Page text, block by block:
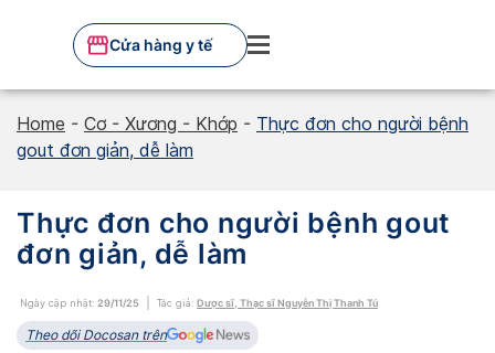
Cửa hàng y tế
Home - Cơ - Xương - Khớp - Thực đơn cho người bệnh
gout đơn giản, dễ làm
Thực đơn cho người bệnh gout
đơn giản, dễ làm
Ngày cập nhật: 29/11/25 Tác giả: Dược sĩ, Thạc sĩ Nguyễn Thị Thanh Tú
Theo dõi Docosan trên